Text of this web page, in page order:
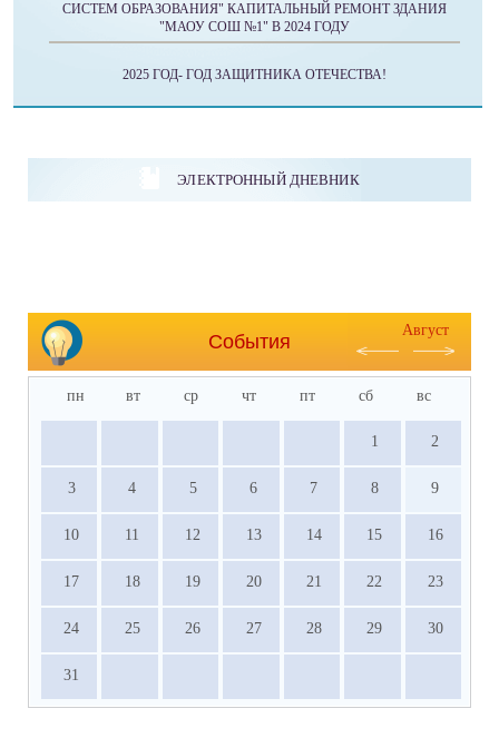
СИСТЕМ ОБРАЗОВАНИЯ" КАПИТАЛЬНЫЙ РЕМОНТ ЗДАНИЯ
"МАОУ СОШ №1" В 2024 ГОДУ
2025 ГОД- ГОД ЗАЩИТНИКА ОТЕЧЕСТВА!
ЭЛЕКТРОННЫЙ ДНЕВНИК
События
Август
пн вт ср чт пт сб вс
1 2
3 4 5 6 7 8 9
10 11 12 13 14 15 16
17 18 19 20 21 22 23
24 25 26 27 28 29 30
31